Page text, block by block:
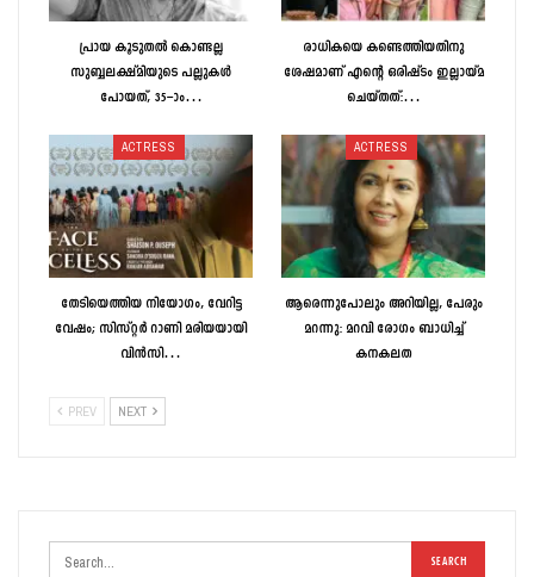
പ്രായ കൂടുതൽ കൊണ്ടല്ല
സുബ്ബലക്ഷ്മിയുടെ പല്ലുകൾ
പോയത്, 35–ാം…
രാധികയെ കണ്ടെത്തിയതിനു
ശേഷമാണ് എന്റെ ഒരിഷ്ടം ഇല്ലായ്മ
ചെയ്തത്:…
ACTRESS
തേടിയെത്തിയ നിയോഗം, വേറിട്ട
വേഷം; സിസ്റ്റർ റാണി മരിയയായി
വിൻസി…
ACTRESS
ആരെന്നുപോലും അറിയില്ല, പേരും
മറന്നു: മറവി രോഗം ബാധിച്ച്
കനകലത
PREV NEXT